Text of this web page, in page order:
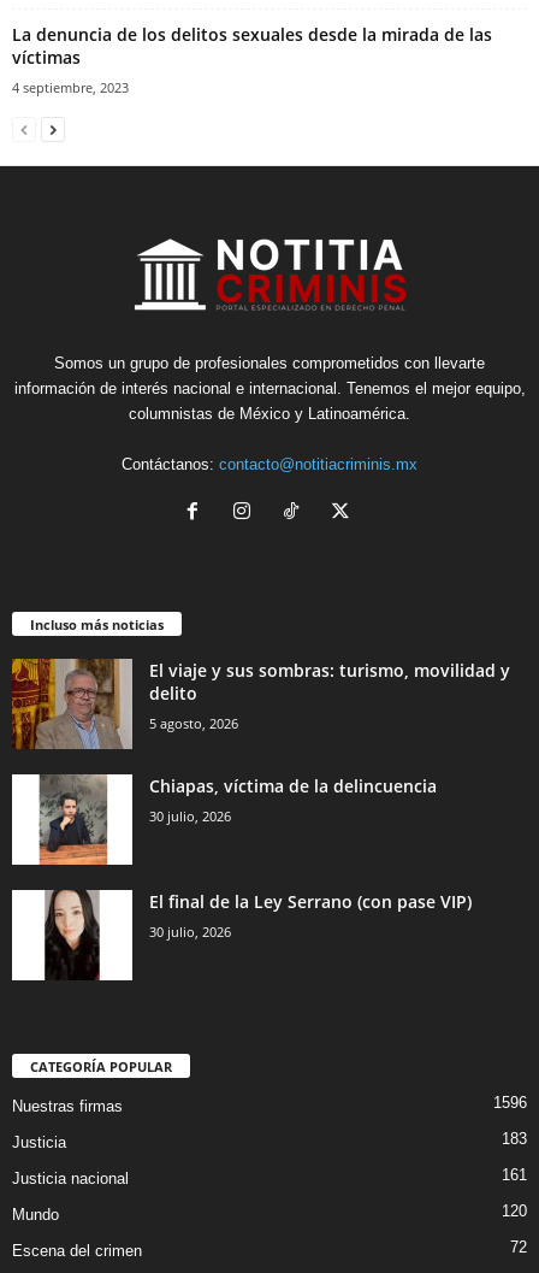
La denuncia de los delitos sexuales desde la mirada de las
víctimas
4 septiembre, 2023
Somos un grupo de profesionales comprometidos con llevarte
información de interés nacional e internacional. Tenemos el mejor equipo,
columnistas de México y Latinoamérica.
Contáctanos: contacto@notitiacriminis.mx
Incluso más noticias
El viaje y sus sombras: turismo, movilidad y
delito
5 agosto, 2026
Chiapas, víctima de la delincuencia
30 julio, 2026
El final de la Ley Serrano (con pase VIP)
30 julio, 2026
CATEGORÍA POPULAR
Nuestras firmas 1596
Justicia 183
Justicia nacional 161
Mundo 120
Escena del crimen 72